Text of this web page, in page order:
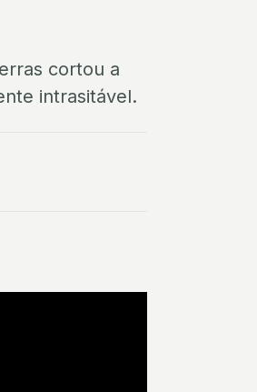
cortou a
intrasitável.